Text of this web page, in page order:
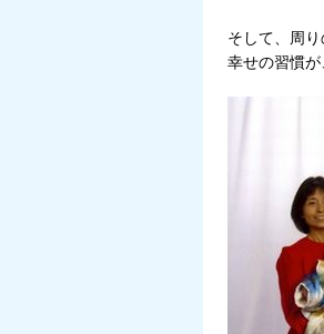
そして、周り
幸せの習慣が